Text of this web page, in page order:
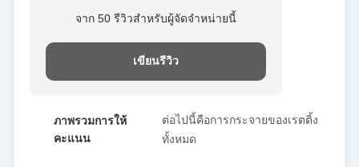
จาก 50 รีวิวสําหรับผู้จัดจําหน่ายนี้
เขียนรีวิว
ภาพรวมการให้
คะแนน
ต่อไปนี้คือการกระจายของเรตติ้ง
ทั้งหมด